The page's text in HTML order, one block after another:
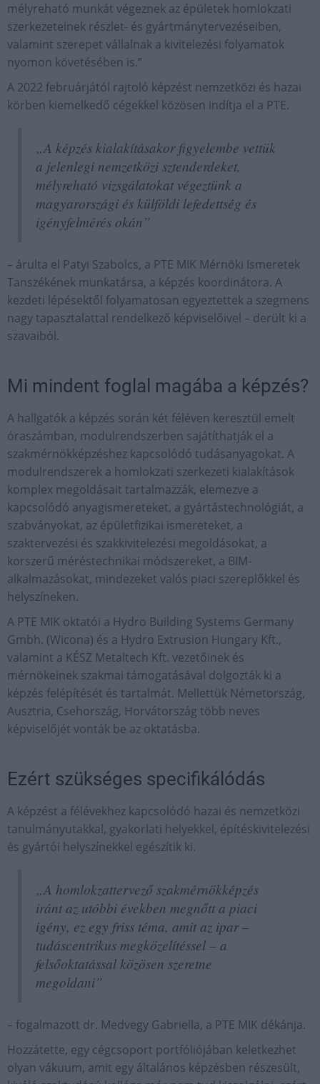
mélyreható munkát végeznek az épületek homlokzati
szerkezeteinek részlet- és gyártmánytervezéseiben,
valamint szerepet vállalnak a kivitelezési folyamatok
nyomon követésében is.”
A 2022 februárjától rajtoló képzést nemzetközi és hazai
körben kiemelkedő cégekkel közösen indítja el a PTE.
„A képzés kialakításakor figyelembe vettük
a jelenlegi nemzetközi sztenderdeket,
mélyreható vizsgálatokat végeztünk a
magyarországi és külföldi lefedettség és
igényfelmérés okán”
– árulta el Patyi Szabolcs, a PTE MIK Mérnöki Ismeretek
Tanszékének munkatársa, a képzés koordinátora. A
kezdeti lépésektől folyamatosan egyeztettek a szegmens
nagy tapasztalattal rendelkező képviselőivel – derült ki a
szavaiból.
Mi mindent foglal magába a képzés?
A hallgatók a képzés során két féléven keresztül emelt
óraszámban, modulrendszerben sajátíthatják el a
szakmérnökképzéshez kapcsolódó tudásanyagokat. A
modulrendszerek a homlokzati szerkezeti kialakítások
komplex megoldásait tartalmazzák, elemezve a
kapcsolódó anyagismereteket, a gyártástechnológiát, a
szabványokat, az épületfizikai ismereteket, a
szaktervezési és szakkivitelezési megoldásokat, a
korszerű méréstechnikai módszereket, a BIM-
alkalmazásokat, mindezeket valós piaci szereplőkkel és
helyszíneken.
A PTE MIK oktatói a Hydro Building Systems Germany
Gmbh. (Wicona) és a Hydro Extrusion Hungary Kft.,
valamint a KÉSZ Metaltech Kft. vezetőinek és
mérnökeinek szakmai támogatásával dolgozták ki a
képzés felépítését és tartalmát. Mellettük Németország,
Ausztria, Csehország, Horvátország több neves
képviselőjét vonták be az oktatásba.
Ezért szükséges specifikálódás
A képzést a félévekhez kapcsolódó hazai és nemzetközi
tanulmányutakkal, gyakorlati helyekkel, építéskivitelezési
és gyártói helyszínekkel egészítik ki.
„A homlokzattervező szakmérnökképzés
iránt az utóbbi években megnőtt a piaci
igény, ez egy friss téma, amit az ipar –
tudáscentrikus megközelítéssel – a
felsőoktatással közösen szeretne
megoldani”
– fogalmazott dr. Medvegy Gabriella, a PTE MIK dékánja.
Hozzátette, egy cégcsoport portfóliójában keletkezhet
olyan vákuum, amit egy általános képzésben részesült,